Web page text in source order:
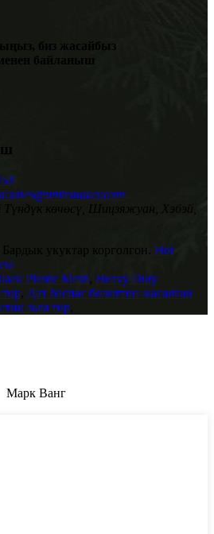
биз жасайбыз
байланыш
sales@unitemaker.com
Түндүк көчөсү, Шицзяжуан, Хэбэй,
укуктар корголгон. Hot
Plastic Mesh Heavy Duty
Дат баспас болоттон жасалган
зым тор
Марк Ванг